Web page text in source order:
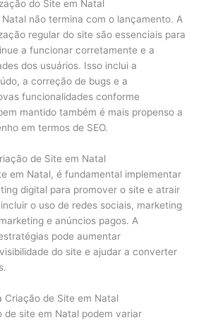
do Site em Natal
não termina com o lançamento. A
regular do site são essenciais para
a funcionar corretamente e a
dos usuários. Isso inclui a
a correção de bugs e a
funcionalidades conforme
mantido também é mais propenso a
em termos de SEO.
de Site em Natal
em Natal, é fundamental implementar
digital para promover o site e atrair
o uso de redes sociais, marketing
e anúncios pagos. A
pode aumentar
do site e ajudar a converter
Criação de Site em Natal
de site em Natal podem variar